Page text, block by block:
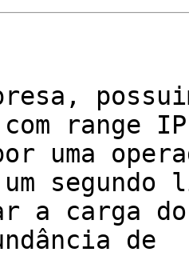
com range
uma
a carga
de